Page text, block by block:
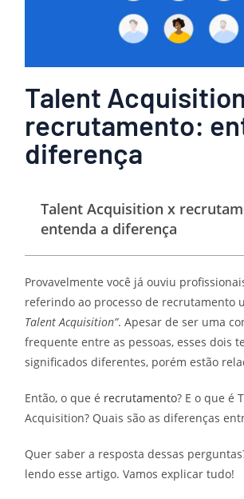
Talent
recrutamento:
diferença
Talent Acquisition x
entenda a diferença
Provavelmente você já ouviu
referindo ao processo de recrutamento
Talent Acquisition”. Apesar de ser uma
frequente entre as pessoas, esses dois
significados diferentes, porém estão
Então, o que é recrutamento? E o que é
Acquisition? Quais são as diferenças
Quer saber a resposta dessas
lendo esse artigo. Vamos explicar tudo!